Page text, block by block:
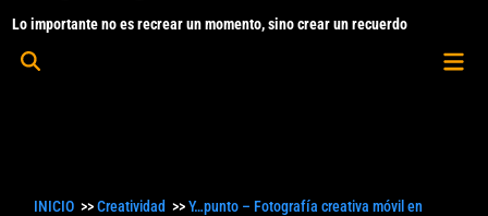
Lo importante no es recrear un momento, sino crear un recuerdo
Abrir
INICIO >>Creatividad >>Y…punto – Fotografía creativa móvil en